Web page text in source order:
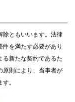
除ともいいます。法律
を満たす必要があり
る新たな契約であるた
原則により、当事者が
。